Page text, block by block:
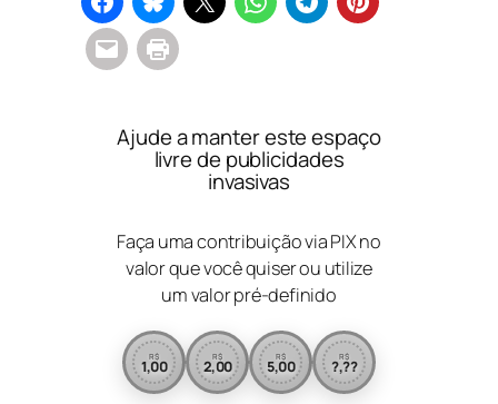
Ajude a manter este espaço
livre de publicidades
invasivas
Faça uma contribuição via PIX no
valor que você quiser ou utilize
um valor pré-definido
R$
1,00
R$
2,00
R$
5,00
R$
?,??